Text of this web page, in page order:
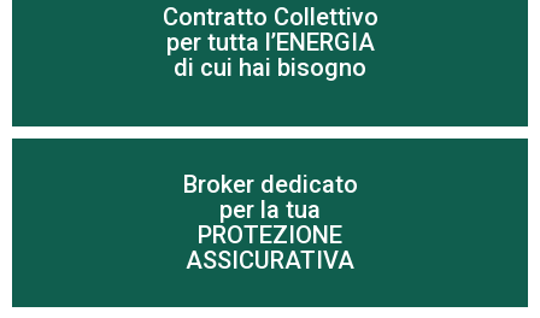
Contratto Collettivo
per tutta l’ENERGIA
di cui hai bisogno
Per risparmiare sui costi di energia elettrica e gas
Scopri di più
Broker dedicato
per la tua
PROTEZIONE
ASSICURATIVA
Scopri di più